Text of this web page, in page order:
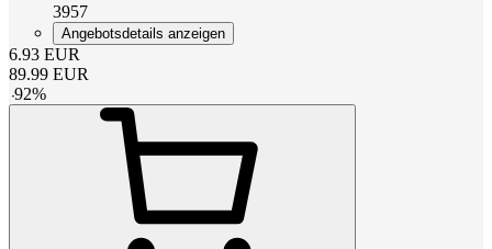
3957
Angebotsdetails anzeigen
6.93 EUR
89.99 EUR
-92%